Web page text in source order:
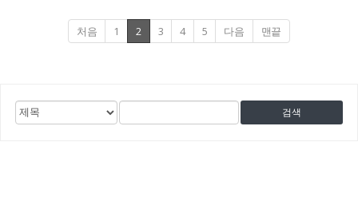
처음 1 2 3 4 5 다음 맨끝
게
시
검
색
색